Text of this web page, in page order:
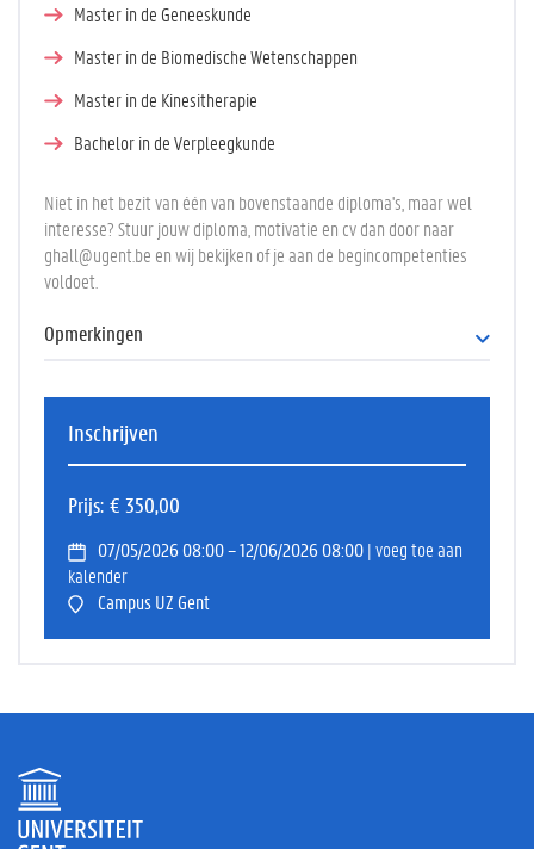
Master in de Geneeskunde
Master in de Biomedische Wetenschappen
Master in de Kinesitherapie
Bachelor in de Verpleegkunde
Niet in het bezit van één van bovenstaande diploma's, maar wel
interesse? Stuur jouw diploma, motivatie en cv dan door naar
ghall@ugent.be en wij bekijken of je aan de begincompetenties
voldoet.
Opmerkingen
Studiegeld onder voorbehoud van wijzigingen (dit zal vastliggen
Inschrijven
Prijs € 350,00
07/05/2026 08:00 – 12/06/2026 08:00| voeg toe aan
kalender
Campus UZ Gent